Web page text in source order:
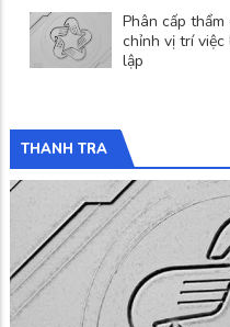
Phân cấp
chỉnh vị trí
lập
THANH TRA